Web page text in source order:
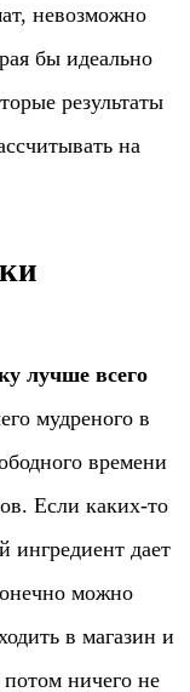
невозможно
бы идеально
результаты
на
лучше всего
мудреного в
времени
Если каких-то
ингредиент дает
можно
в магазин и
ничего не